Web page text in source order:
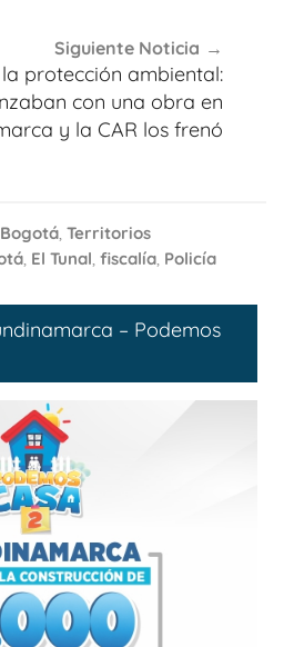
Siguiente Noticia
protección ambiental:
con una obra en
y la CAR los frenó
Bogotá, Territorios
, El Tunal, fiscalía, Policía
– Podemos